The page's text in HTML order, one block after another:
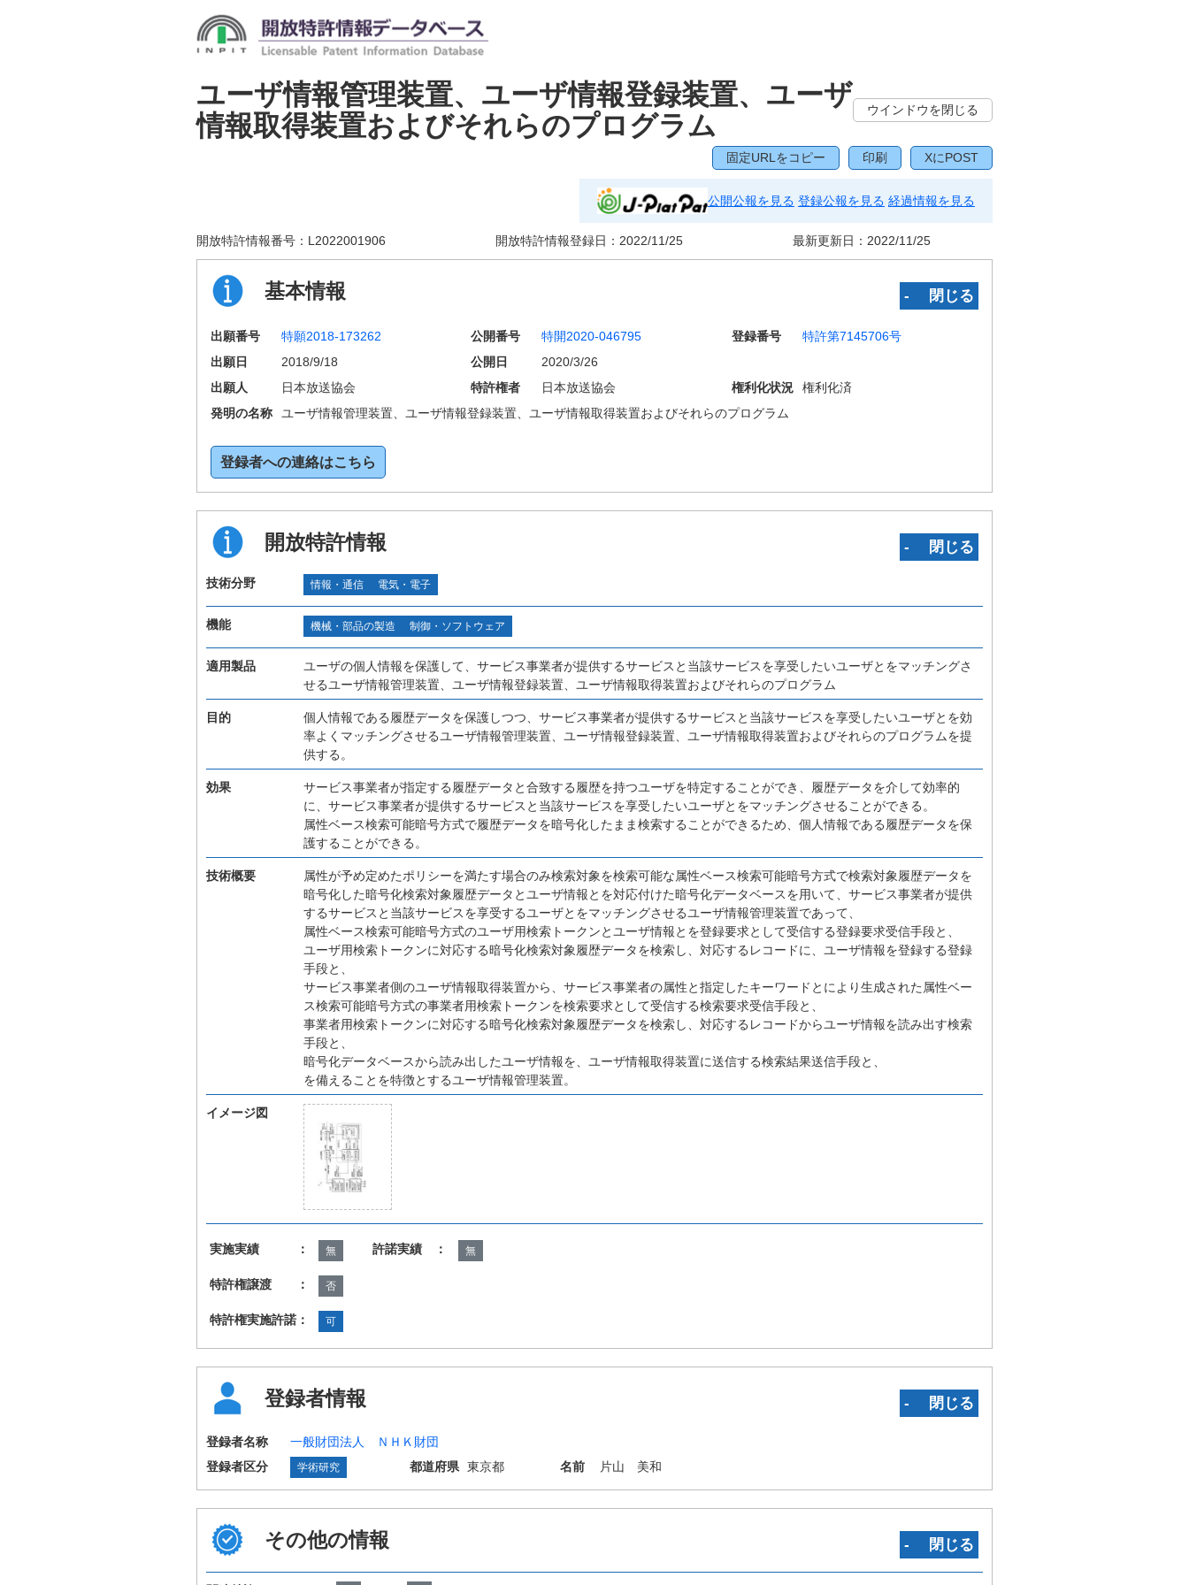
ユーザ情報管理装置、ユーザ情報登録装置、ユーザ
情報取得装置およびそれらのプログラム
ウインドウを閉じる
固定URLをコピー 印刷 XにPOST
公開公報を見る 登録公報を見る 経過情報を見る
開放特許情報番号： L2022001906 開放特許情報登録日： 2022/11/25 最新更新日： 2022/11/25
基本情報 ‐ 閉じる
出願番号 特願2018-173262 公開番号 特開2020-046795 登録番号
特許第7145706号
出願日
2018/9/18 公開日
2020/3/26
出願人
日本放送協会 特許権者 日本放送協会 権利化状況
権利化済
発明の名称
ユーザ情報管理装置、ユーザ情報登録装置、ユーザ情報取得装置およびそれらのプログラム
登録者への連絡はこちら
開放特許情報 ‐ 閉じる
技術分野 情報・通信 電気・電子
機能 機械・部品の製造 制御・ソフトウェア
適用製品
ユーザの個人情報を保護して、サービス事業者が提供するサービスと当該サービスを享受したいユーザとをマッチングさ
せるユーザ情報管理装置、ユーザ情報登録装置、ユーザ情報取得装置およびそれらのプログラム
目的
個人情報である履歴データを保護しつつ、サービス事業者が提供するサービスと当該サービスを享受したいユーザとを効
率よくマッチングさせるユーザ情報管理装置、ユーザ情報登録装置、ユーザ情報取得装置およびそれらのプログラムを提
供する。
効果
サービス事業者が指定する履歴データと合致する履歴を持つユーザを特定することができ、履歴データを介して効率的
に、サービス事業者が提供するサービスと当該サービスを享受したいユーザとをマッチングさせることができる。
属性ベース検索可能暗号方式で履歴データを暗号化したまま検索することができるため、個人情報である履歴データを保
護することができる。
技術概要
属性が予め定めたポリシーを満たす場合のみ検索対象を検索可能な属性ベース検索可能暗号方式で検索対象履歴データを
暗号化した暗号化検索対象履歴データとユーザ情報とを対応付けた暗号化データベースを用いて、サービス事業者が提供
するサービスと当該サービスを享受するユーザとをマッチングさせるユーザ情報管理装置であって、
属性ベース検索可能暗号方式のユーザ用検索トークンとユーザ情報とを登録要求として受信する登録要求受信手段と、
ユーザ用検索トークンに対応する暗号化検索対象履歴データを検索し、対応するレコードに、ユーザ情報を登録する登録
手段と、
サービス事業者側のユーザ情報取得装置から、サービス事業者の属性と指定したキーワードとにより生成された属性ベー
ス検索可能暗号方式の事業者用検索トークンを検索要求として受信する検索要求受信手段と、
事業者用検索トークンに対応する暗号化検索対象履歴データを検索し、対応するレコードからユーザ情報を読み出す検索
手段と、
暗号化データベースから読み出したユーザ情報を、ユーザ情報取得装置に送信する検索結果送信手段と、
を備えることを特徴とするユーザ情報管理装置。
イメージ図
実施実績 ： 無 許諾実績 ： 無
特許権譲渡 ： 否
特許権実施許諾： 可
登録者情報 ‐ 閉じる
登録者名称
一般財団法人 ＮＨＫ財団
登録者区分
学術研究 都道府県 東京都 名前 片山 美和
その他の情報 ‐ 閉じる
国際特許分類 G06F16/00 H04L9/30